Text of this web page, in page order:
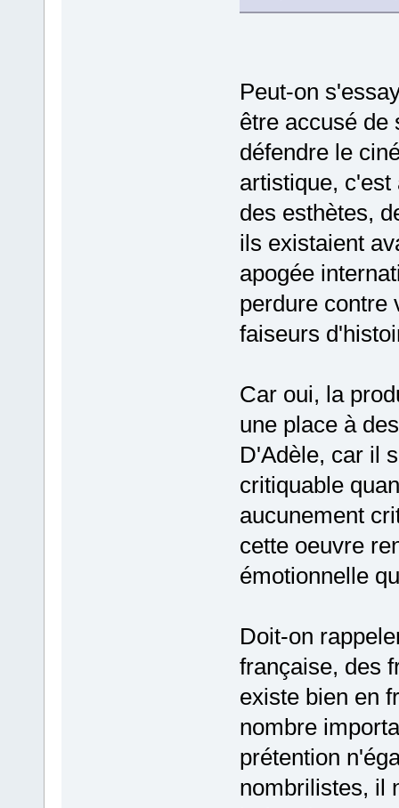
Peut-on
être accusé de
défendre le
artistique,
des esthètes,
ils existaient
apogée
perdure contre
faiseurs
Car oui, la
une place à
D'Adèle, car il
critiquable
aucunement
cette oeuvre
émotionnelle
Doit-on
française, des
existe bien en
nombre
prétention
nombrilistes, il